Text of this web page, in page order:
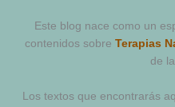
Este blog nace como un
contenidos sobre Terapias
de
Los textos que encontrarás